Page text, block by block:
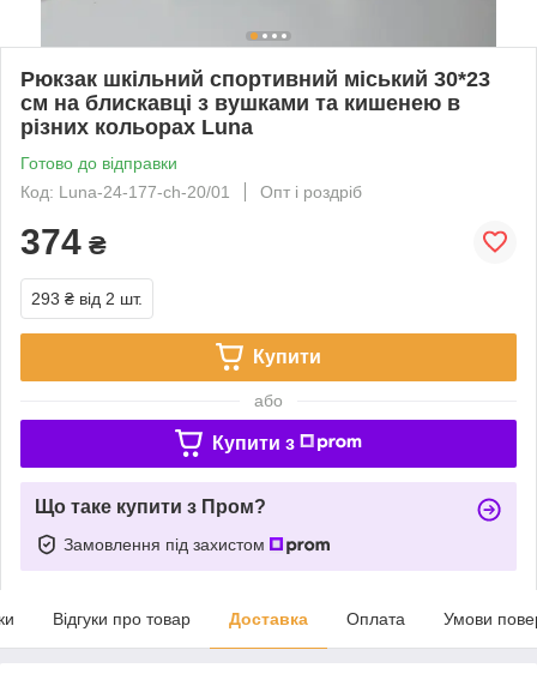
Рюкзак шкільний спортивний міський 30*23
см на блискавці з вушками та кишенею в
різних кольорах Luna
Готово до відправки
Код: Luna-24-177-ch-20/01
Опт і роздріб
374 ₴
293 ₴ від 2 шт.
Купити
або
Купити з
Що таке купити з Пром?
Замовлення під захистом
Відгуки про товар Доставка Оплата Умови